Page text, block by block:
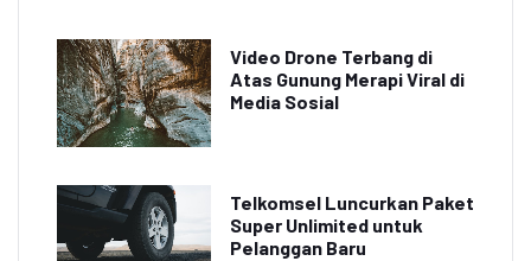
Video Drone Terbang di
Atas Gunung Merapi Viral di
Media Sosial
Telkomsel Luncurkan Paket
Super Unlimited untuk
Pelanggan Baru